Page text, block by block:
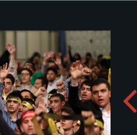
görüşmesi
Albümü indirin: zip